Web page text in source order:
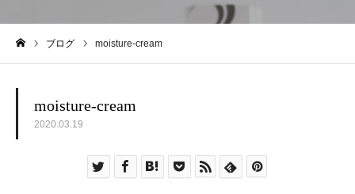
ブログ moisture-cream
moisture-cream
2020.03.19